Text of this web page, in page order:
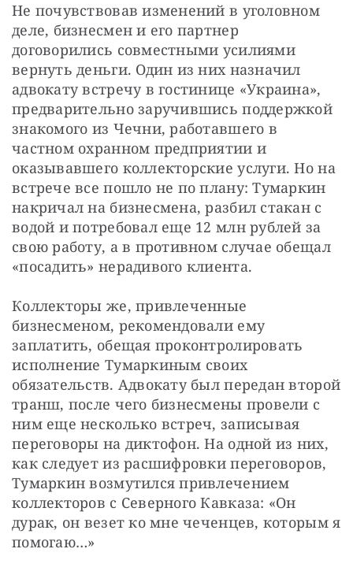
Не почувствовав изменений в уголовном
деле, бизнесмен и его партнер
договорились совместными усилиями
вернуть деньги. Один из них назначил
адвокату встречу в гостинице «Украина»,
предварительно заручившись поддержкой
знакомого из Чечни, работавшего в
частном охранном предприятии и
оказывавшего коллекторские услуги. Но на
встрече все пошло не по плану: Тумаркин
накричал на бизнесмена, разбил стакан с
водой и потребовал еще 12 млн рублей за
свою работу, а в противном случае обещал
«посадить» нерадивого клиента.
Коллекторы же, привлеченные
бизнесменом, рекомендовали ему
заплатить, обещая проконтролировать
исполнение Тумаркиным своих
обязательств. Адвокату был передан второй
транш, после чего бизнесмены провели с
ним еще несколько встреч, записывая
переговоры на диктофон. На одной из них,
как следует из расшифровки переговоров,
Тумаркин возмутился привлечением
коллекторов с Северного Кавказа: «Он
дурак, он везет ко мне чеченцев, которым я
помогаю…»